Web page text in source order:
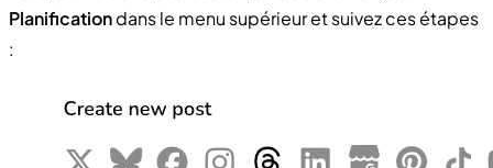
Planificationdans le menu supérieur et suivez ces étapes
: